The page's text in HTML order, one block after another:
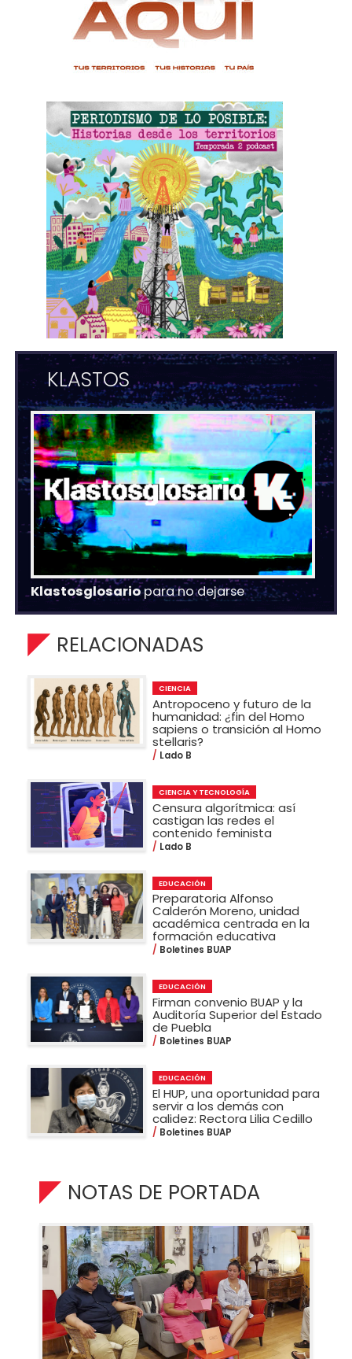
KLASTOS
Klastosglosariopara no dejarse
RELACIONADAS
CIENCIA
Antropoceno y futuro de la
humanidad: ¿fin del Homo
sapiens o transición al Homo
stellaris?
Lado B
CIENCIA Y TECNOLOGÍA
Censura algorítmica: así
castigan las redes el
contenido feminista
Lado B
EDUCACIÓN
Preparatoria Alfonso
Calderón Moreno, unidad
académica centrada en la
formación educativa
Boletines BUAP
EDUCACIÓN
Firman convenio BUAP y la
Auditoría Superior del Estado
de Puebla
Boletines BUAP
EDUCACIÓN
El HUP, una oportunidad para
servir a los demás con
calidez: Rectora Lilia Cedillo
Boletines BUAP
NOTAS DE PORTADA